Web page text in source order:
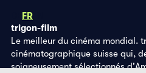
FR
trigon-film
Le meilleur du cinéma mondial.
cinématographique suisse qui,
soigneusement sélectionnés